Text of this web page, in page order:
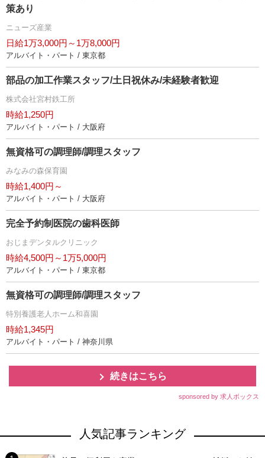
策あり
ニューズ産業
日給1万3,000円～1万8,000円
アルバイト・パート / 東京都
部品の加工作業スタッフ/土日祝休み/未経験者歓迎
株式会社宮村鉄工所
時給1,250円
アルバイト・パート / 大阪府
無資格可の調理師/調理スタッフ
みなみの森保育園
時給1,400円～
アルバイト・パート / 大阪府
完全予約制医院の歯科医師
おじまデンタルクリニック
時給4,500円～1万5,000円
アルバイト・パート / 東京都
無資格可の調理師/調理スタッフ
特別養護老人ホーム和喜園
時給1,345円
アルバイト・パート / 神奈川県
続きはこちら
sponsored by 求人ボックス
人気記事ランキング